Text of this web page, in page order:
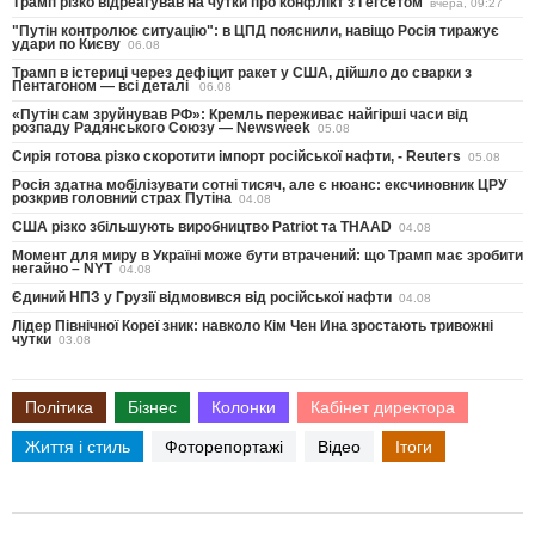
"Путін контролює ситуацію": в ЦПД пояснили, навіщо Росія тиражує
удари по Києву 06.08
Трамп в істериці через дефіцит ракет у США, дійшло до сварки з
Пентагоном — всі деталі 06.08
«Путін сам зруйнував РФ»: Кремль переживає найгірші часи від
розпаду Радянського Союзу — Newsweek 05.08
Сирія готова різко скоротити імпорт російської нафти, - Reuters 05.08
Росія здатна мобілізувати сотні тисяч, але є нюанс: ексчиновник ЦРУ
розкрив головний страх Путіна 04.08
США різко збільшують виробництво Patriot та THAAD 04.08
Момент для миру в Україні може бути втрачений: що Трамп має зробити
негайно – NYT 04.08
Єдиний НПЗ у Грузії відмовився від російської нафти 04.08
Лідер Північної Кореї зник: навколо Кім Чен Ина зростають тривожні
чутки 03.08
Політика Бізнес Колонки Кабінет директора
Життя і стиль Фоторепортажі Відео Ітоги